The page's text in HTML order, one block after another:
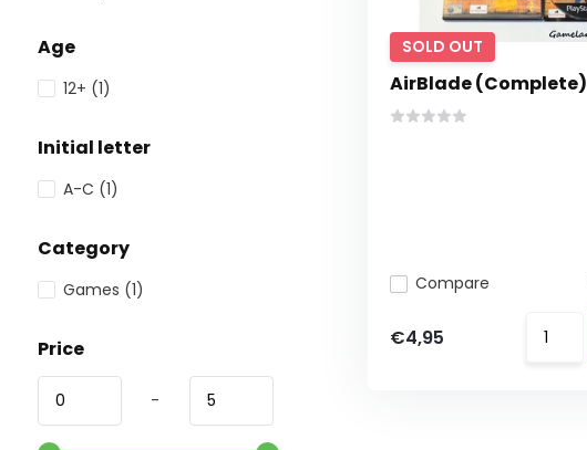
Age
12+ (1)
Initial letter
A-C (1)
Category
Games (1)
Price
-
SOLD OUT
AirBlade (Complete)
Compare
€4,95